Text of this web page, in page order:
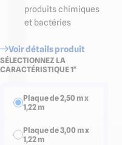
produits chimiques
et bactéries
Voir détails produit
SÉLECTIONNEZ LA
CARACTÉRISTIQUE 1*
Plaque de 2,50 m x
1,22 m
Plaque de 3,00 m x
1,22 m